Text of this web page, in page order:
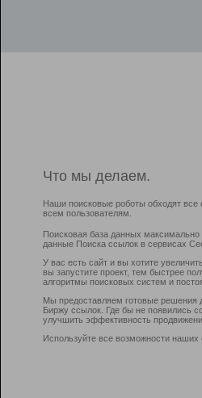
Что мы делаем.
Наши поисковые роботы обходят все
всем пользователям.
Поисковая база данных
данные Поиска ссылок в сервисах
У вас есть сайт и вы хотите
вы запустите проект, тем быстрее
алгоритмы поисковых систем и
Мы предоставляем готовые решения
Биржу ссылок. Где бы не появились
улучшить эффективность
Используйте все возможности наших